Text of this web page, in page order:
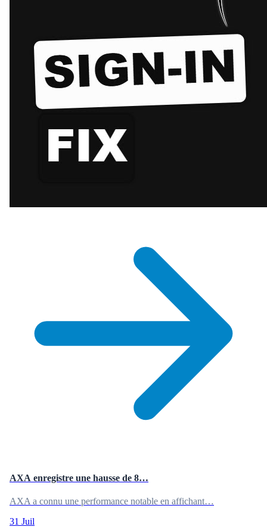
AXA enregistre une hausse de 8…
AXA a connu une performance notable en affichant…
31 Juil